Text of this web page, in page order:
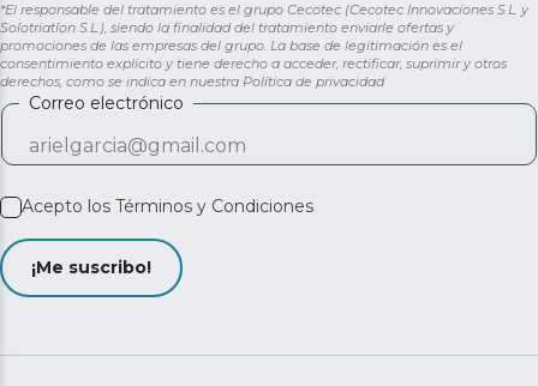
*El responsable del tratamiento es el grupo Cecotec (Cecotec Innovaciones S.L. y
Solotriatlon S.L.), siendo la finalidad del tratamiento enviarle ofertas y
promociones de las empresas del grupo. La base de legitimación es el
consentimiento explícito y tiene derecho a acceder, rectificar, suprimir y otros
derechos, como se indica en nuestra Política de privacidad
Correo electrónico
Acepto los Términos y Condiciones
¡Me suscribo!